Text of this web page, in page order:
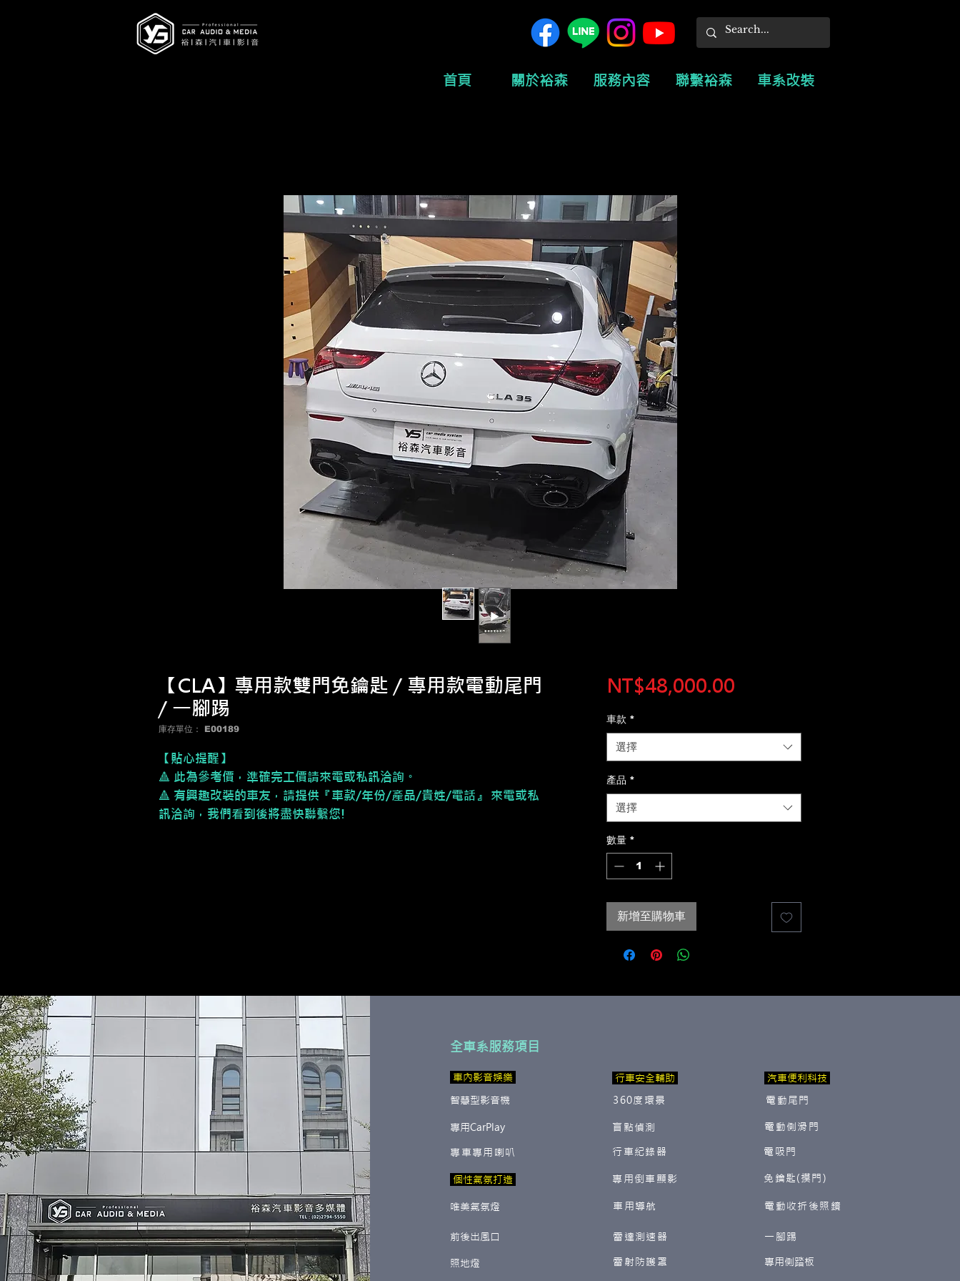
首頁 關於裕森 服務內容 聯繫裕森 車系改裝
【CLA】專用款雙門免鑰匙 / 專用款電動尾門
/ 一腳踢
庫存單位： E00189
【貼心提醒】
🔺 此為參考價，準確完工價請來電或私訊洽詢。
🔺 有興趣改裝的車友，請提供『車款/年份/產品/貴姓/電話』 來電或私
訊洽詢，我們看到後將盡快聯繫您!
NT$48,000.00價
車款 *
選擇
產品 *
選擇
數量 *
新增至購物車
全車系服務項目
​ 車內影音娛樂
智慧型影音機
行車安全輔助
360度環景
專用CarPlay
專車專用喇叭
盲點偵測
行車紀錄器
專用倒車顯影
​ 個性氣氛打造
唯美氣氛燈 車用導航
汽車便利科技
電動尾門
電動側滑門
電吸門
免鑰匙(摸門)
電動收折後照鏡
前後出風口 雷達測速器
照地燈 雷射防護罩
一腳踢
​專用側踏板